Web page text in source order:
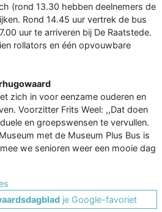
(rond 13.30 hebben deelnemers de
Rond 14.45 uur vertrek de bus
uur te arriveren bij De Raatstede.
rollators en één opvouwbare
zich in voor eenzame ouderen en
Voorzitter Frits Weel: ,,Dat doen
en groepswensen te vervullen.
met de Museum Plus Bus is
we senioren weer een mooie dag
je Google-favoriet